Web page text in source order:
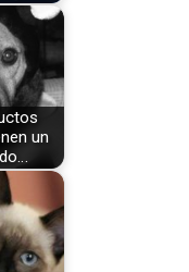
un